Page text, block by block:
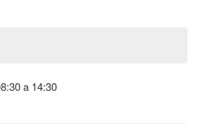
a 14:30